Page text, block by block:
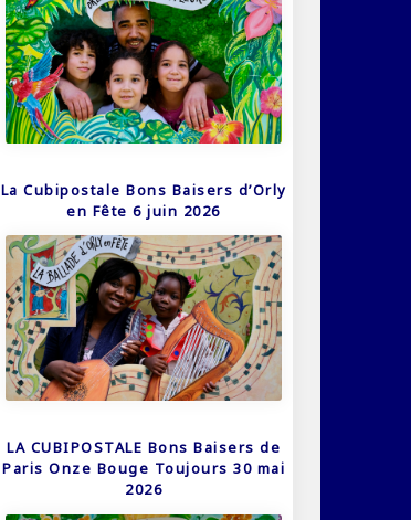
La Cubipostale Bons Baisers d’Orly
en Fête 6 juin 2026
LA CUBIPOSTALE Bons Baisers de
Paris Onze Bouge Toujours 30 mai
2026